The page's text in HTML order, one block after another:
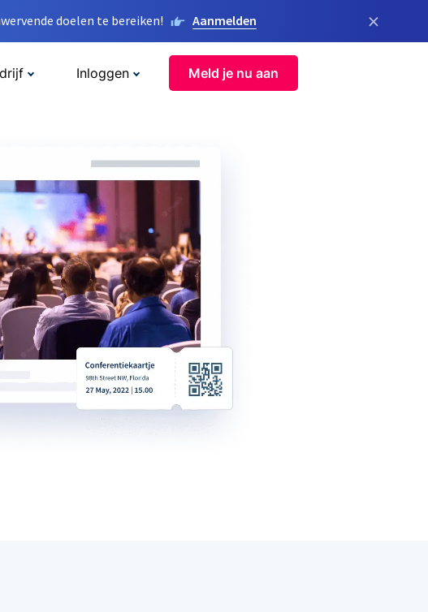
doelen te bereiken! Aanmelden ×
Inloggen Meld je nu aan